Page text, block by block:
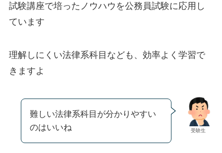
試験講座で培ったノウハウを公務員試験に応用し
ています
理解しにくい法律系科目なども、効率よく学習で
きますよ
受験生
難しい法律系科目が分かりやすい
のはいいね